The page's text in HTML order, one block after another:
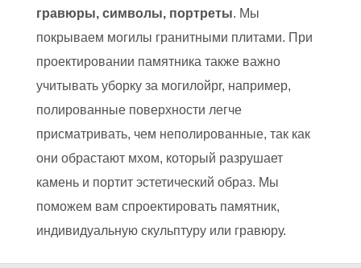
гравюры, символы, портреты. Мы
покрываем могилы гранитными плитами. При
проектировании памятника также важно
учитывать уборку за могилойpr, например,
полированные поверхности легче
присматривать, чем неполированные, так как
они обрастают мхом, который разрушает
камень и портит эстетический образ. Мы
поможем вам спроектировать памятник,
индивидуальную скульптуру или гравюру.